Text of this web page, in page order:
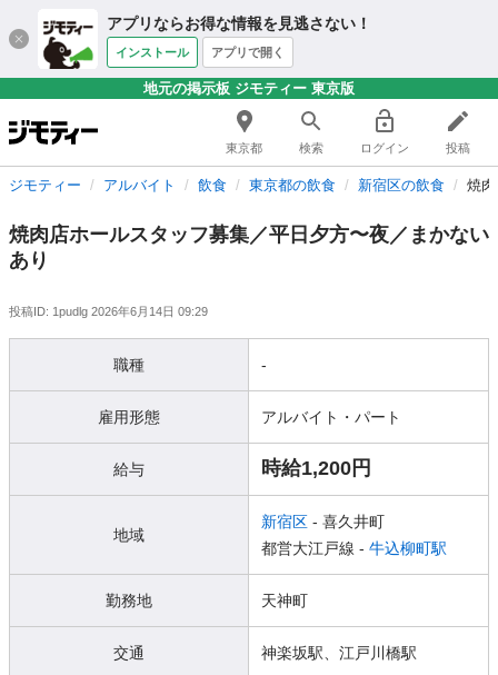
アプリならお得な情報を見逃さない！
インストール アプリで開く
地元の掲示板 ジモティー 東京版
東京都 検索 ログイン 投稿
ジモティー アルバイト 飲食 東京都の飲食 新宿区の飲食 焼
焼肉店ホールスタッフ募集／平日夕方〜夜／まかない
あり
投稿ID: 1pudlg 2026年6月14日 09:29
職種 -
雇用形態 アルバイト・パート
給与 時給1,200円
地域
新宿区 - 喜久井町
都営大江戸線 - 牛込柳町駅
勤務地 天神町
交通 神楽坂駅、江戸川橋駅